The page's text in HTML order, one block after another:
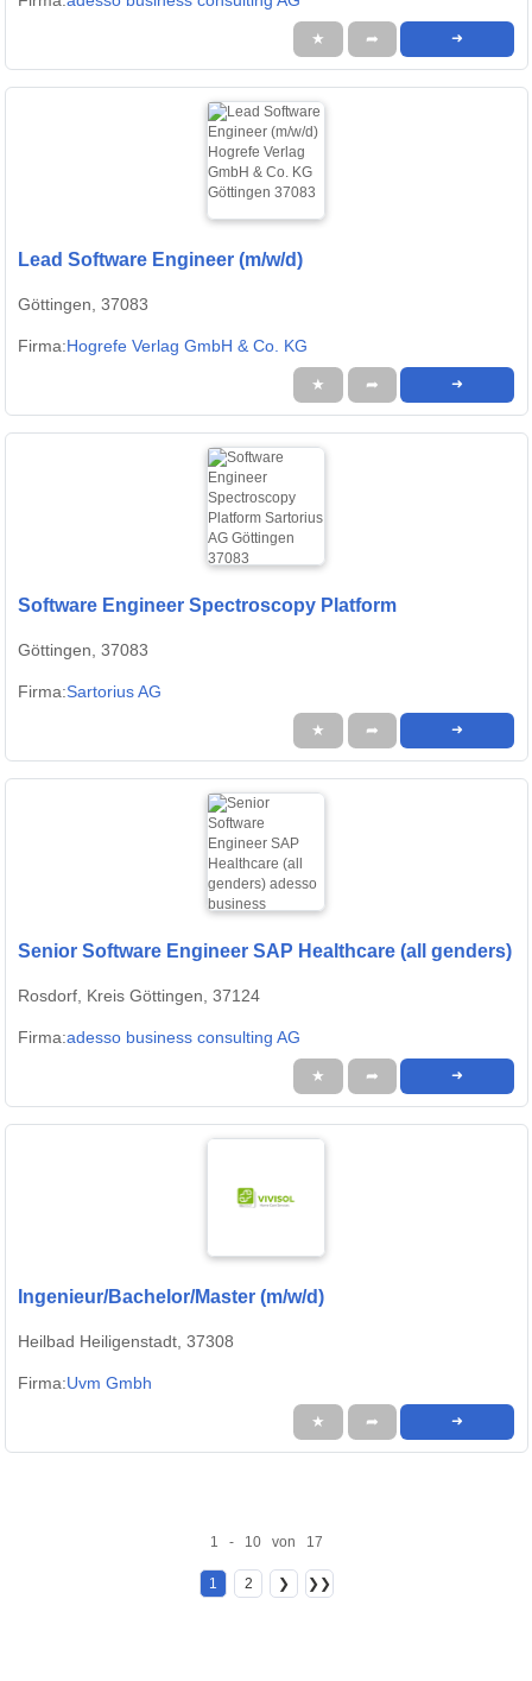
★ ➦ ➜
Lead Software Engineer (m/w/d)
Göttingen, 37083
Firma:Hogrefe Verlag GmbH & Co. KG
★ ➦ ➜
Software Engineer Spectroscopy Platform
Göttingen, 37083
Firma:Sartorius AG
★ ➦ ➜
Senior Software Engineer SAP Healthcare (all genders)
Rosdorf, Kreis Göttingen, 37124
Firma:adesso business consulting AG
★ ➦ ➜
Ingenieur/Bachelor/Master (m/w/d)
Heilbad Heiligenstadt, 37308
Firma:Uvm Gmbh
★ ➦ ➜
1 - 10 von 17
1 2 ❯ ❯❯